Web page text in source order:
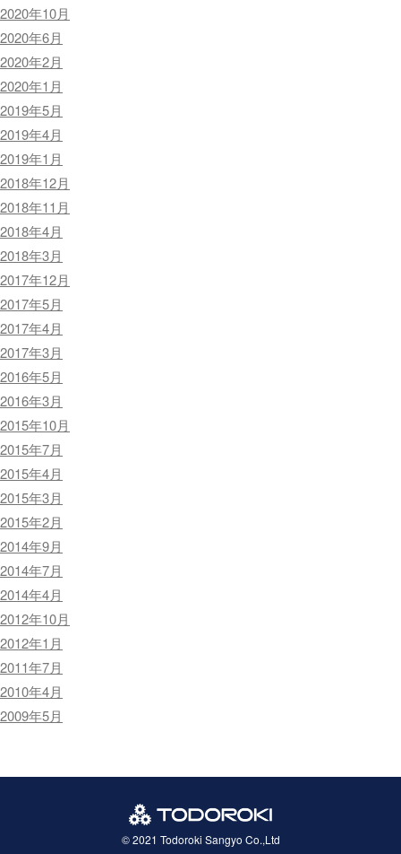
2020年10月
2020年6月
2020年2月
2020年1月
2019年5月
2019年4月
2019年1月
2018年12月
2018年11月
2018年4月
2018年3月
2017年12月
2017年5月
2017年4月
2017年3月
2016年5月
2016年3月
2015年10月
2015年7月
2015年4月
2015年3月
2015年2月
2014年9月
2014年7月
2014年4月
2012年10月
2012年1月
2011年7月
2010年4月
2009年5月
© 2021 Todoroki Sangyo Co.,Ltd